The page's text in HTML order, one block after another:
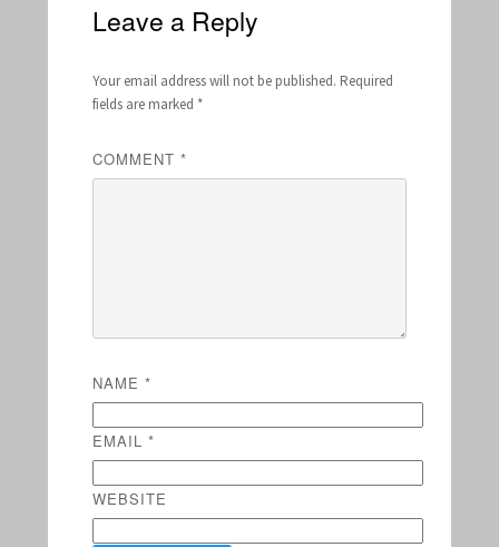
Leave a Reply
Your email address will not be published. Required
fields are marked *
COMMENT *
NAME *
EMAIL *
WEBSITE